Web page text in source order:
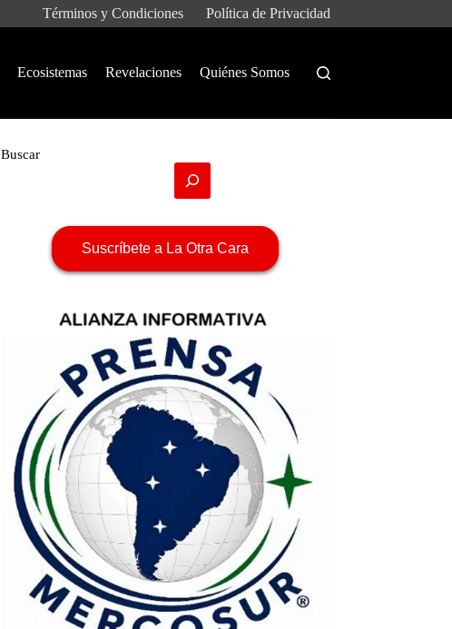
Términos y Condiciones Política de Privacidad
Ecosistemas Revelaciones Quiénes Somos
Buscar
Suscríbete a La Otra Cara